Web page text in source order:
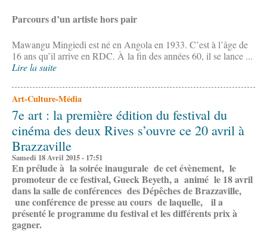
Parcours d’un artiste hors pair
Mawangu Mingiedi est né en Angola en 1933. C’est à l’âge de
16 ans qu’il arrive en RDC. À la fin des années 60, il se lance ...
Lire la suite
Art-Culture-Média
7e art : la première édition du festival du
cinéma des deux Rives s’ouvre ce 20 avril à
Brazzaville
Samedi 18 Avril 2015 - 17:51
En prélude à la soirée inaugurale de cet évènement, le
promoteur de ce festival, Gueck Beyeth, a animé le 18 avril
dans la salle de conférences des Dépêches de Brazzaville,
une conférence de presse au cours de laquelle, il a
présenté le programme du festival et les différents prix à
gagner.